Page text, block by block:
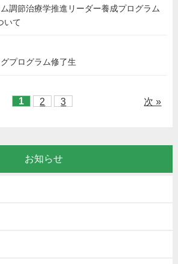
調節治療学推進リーダー養成プログラム
いて
プログラム修了生
1 2 3 次 »
お知らせ